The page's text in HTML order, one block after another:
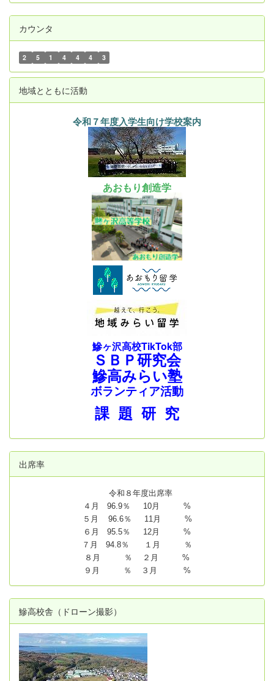
カウンタ
2 5 1 4 4 4 3
地域とともに活動
令和７年度入学生向け学校案内
あおもり創造学
鰺ヶ沢高校TikTok部
ＳＢＰ研究会
鰺高みらい塾
ボランティア活動
課 題 研 究
出席率
令和８年度出席率
４月 96.9％ 10月 %
５月 96.6％ 11月 %
６月 95.5％ 12月 %
７月 94.8％ １月 ％
８月 ％ ２月 %
９月 ％ ３月 %
鰺高校舎（ドローン撮影）